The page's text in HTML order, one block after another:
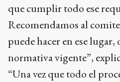
que cumplir todo ese
Recomendamos al
puede hacer en ese lugar,
normativa vigente”,
“Una vez que todo el